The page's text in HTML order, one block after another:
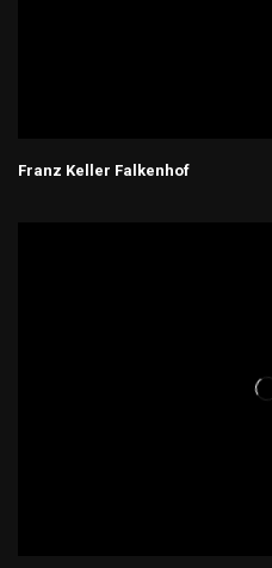
Franz Keller Falkenhof